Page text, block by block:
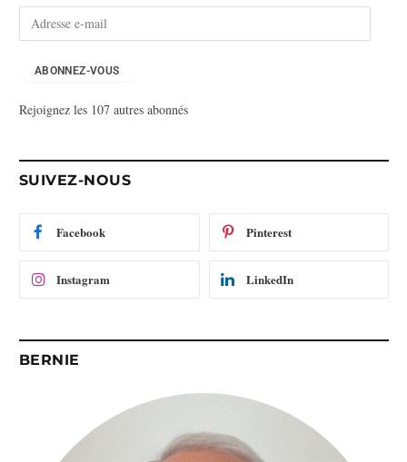
s
-
m
ABONNEZ-VOUS
Rejoignez les 107 autres abonnés
SUIVEZ-NOUS
Facebook Pinterest
Instagram LinkedIn
BERNIE